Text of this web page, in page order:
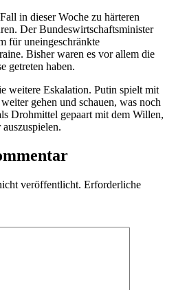
in dieser Woche zu härteren
Der Bundeswirtschaftsminister
für uneingeschränkte
Bisher waren es vor allem die
getreten haben.
weitere Eskalation. Putin spielt mit
gehen und schauen, was noch
Drohmittel gepaart mit dem Willen,
veröffentlicht. Erforderliche